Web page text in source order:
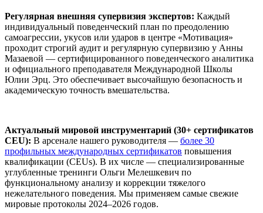
Регулярная внешняя супервизия экспертов: Каждый
индивидуальный поведенческий план по преодолению
самоагрессии, укусов или ударов в центре «Мотивация»
проходит строгий аудит и регулярную супервизию у Анны
Мазаевой — сертифицированного поведенческого аналитика
и официального преподавателя Международной Школы
Юлии Эрц. Это обеспечивает высочайшую безопасность и
академическую точность вмешательства.
Актуальный мировой инструментарий (30+ сертификатов
CEU): В арсенале нашего руководителя — более 30
профильных международных сертификатов повышения
квалификации (CEUs). В их числе — специализированные
углубленные тренинги Ольги Мелешкевич по
функциональному анализу и коррекции тяжелого
нежелательного поведения. Мы применяем самые свежие
мировые протоколы 2024–2026 годов.